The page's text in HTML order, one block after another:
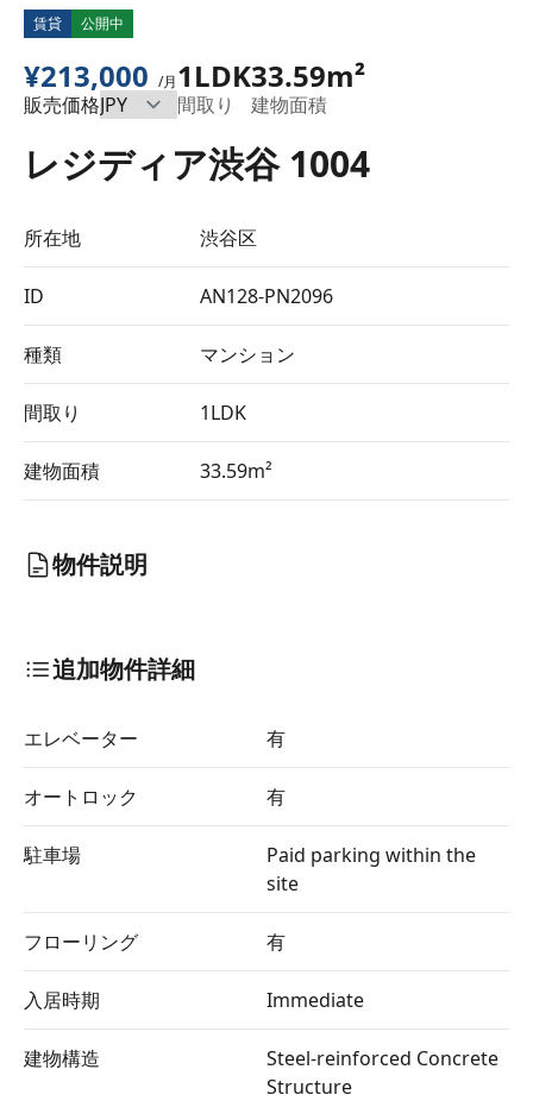
賃貸 公開中
¥213,000 /月
販売価格
1LDK
間取り
33.59m²
建物面積
レジディア渋谷 1004
所在地 渋谷区
ID AN128-PN2096
種類 マンション
間取り 1LDK
建物面積 33.59m²
物件説明
追加物件詳細
エレベーター 有
オートロック 有
駐車場
Paid parking within the
site
フローリング 有
入居時期 Immediate
建物構造
Steel-reinforced Concrete
Structure